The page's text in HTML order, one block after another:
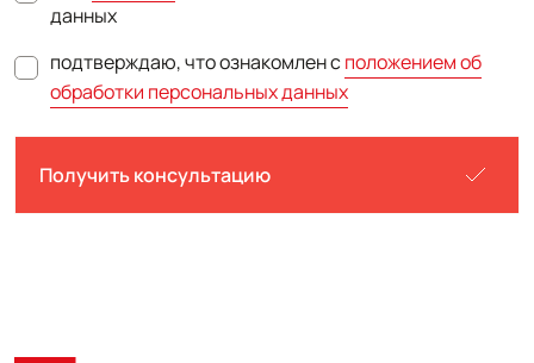
данных
подтверждаю, что ознакомлен сположением об
обработки персональных данных
Получить консультацию